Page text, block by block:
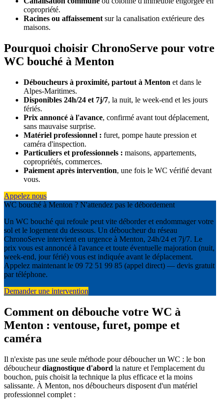
copropriété.
Racines ou affaissement sur la canalisation extérieure des
maisons.
Pourquoi choisir ChronoServe pour votre
WC bouché à Menton
Déboucheurs à proximité, partout à Menton et dans le
Alpes-Maritimes.
Disponibles 24h/24 et 7j/7, la nuit, le week-end et les jours
fériés.
Prix annoncé à l'avance, confirmé avant tout déplacement,
sans mauvaise surprise.
Matériel professionnel : furet, pompe haute pression et
caméra d'inspection.
Particuliers et professionnels : maisons, appartements,
copropriétés, commerces.
Paiement après intervention, une fois le WC vérifié devant
vous.
Appelez nous
WC bouché à Menton ? N'attendez pas le débordement
Un WC bouché qui refoule peut vite déborder et endommager votre
sol et le logement du dessous. Un déboucheur du réseau
ChronoServe intervient en urgence à Menton, 24h/24 et 7j/7. Le
prix vous est annoncé à l'avance et toute éventuelle majoration (nuit,
week-end, jour férié) vous est indiquée avant le déplacement.
Appelez maintenant le 09 72 51 99 85 (appel direct) — devis gratuit
par téléphone.
Demander une intervention
Comment on débouche votre WC à
Menton : ventouse, furet, pompe et
caméra
Il n'existe pas une seule méthode pour déboucher un WC : le bon
déboucheurdiagnostique d'abord la nature et l'emplacement du
bouchon, puis choisit la technique la plus efficace et la moins
salissante. À Menton, nos déboucheurs disposent d'un matériel
professionnel complet :